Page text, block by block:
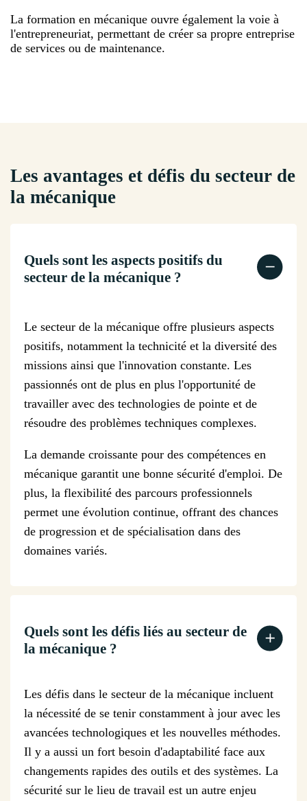
La formation en mécanique ouvre également la voie à
l'entrepreneuriat, permettant de créer sa propre entreprise
de services ou de maintenance.
Les avantages et défis du secteur de
la mécanique
Quels sont les aspects positifs du
secteur de la mécanique ?
Le secteur de la mécanique offre plusieurs aspects
positifs, notamment la technicité et la diversité des
missions ainsi que l'innovation constante. Les
passionnés ont de plus en plus l'opportunité de
travailler avec des technologies de pointe et de
résoudre des problèmes techniques complexes.
La demande croissante pour des compétences en
mécanique garantit une bonne sécurité d'emploi. De
plus, la flexibilité des parcours professionnels
permet une évolution continue, offrant des chances
de progression et de spécialisation dans des
domaines variés.
Quels sont les défis liés au secteur de
la mécanique ?
Les défis dans le secteur de la mécanique incluent
la nécessité de se tenir constamment à jour avec les
avancées technologiques et les nouvelles méthodes.
Il y a aussi un fort besoin d'adaptabilité face aux
changements rapides des outils et des systèmes. La
sécurité sur le lieu de travail est un autre enjeu